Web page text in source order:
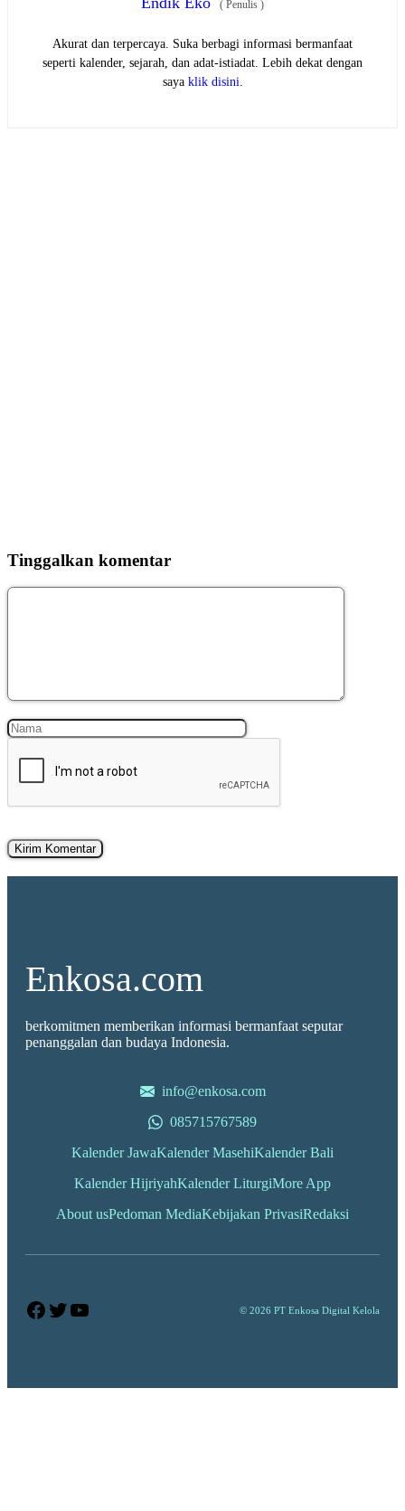
( Penulis )
Akurat dan terpercaya. Suka berbagi informasi bermanfaat
seperti kalender, sejarah, dan adat-istiadat. Lebih dekat dengan
saya klik disini
Tinggalkan komentar
Komentar
Nama Surel
Enkosa.com
berkomitmen memberikan informasi bermanfaat seputar
penanggalan dan budaya Indonesia.
info@enkosa.com
085715767589
Kalender JawaKalender MasehiKalender Bali
Kalender HijriyahKalender LiturgiMore App
About usPedoman MediaKebijakan PrivasiRedaksi
Facebook
Twitter
YouTube © 2026 PT Enkosa Digital Kelola